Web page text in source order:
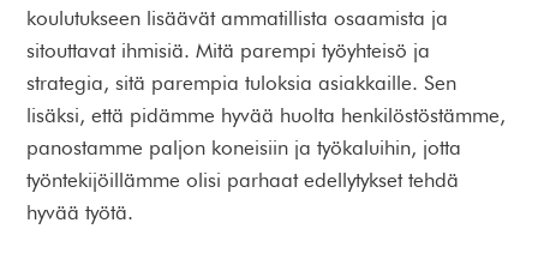
koulutukseen lisäävät ammatillista osaamista ja
sitouttavat ihmisiä. Mitä parempi työyhteisö ja
strategia, sitä parempia tuloksia asiakkaille. Sen
lisäksi, että pidämme hyvää huolta henkilöstöstämme,
panostamme paljon koneisiin ja työkaluihin, jotta
työntekijöillämme olisi parhaat edellytykset tehdä
hyvää työtä.